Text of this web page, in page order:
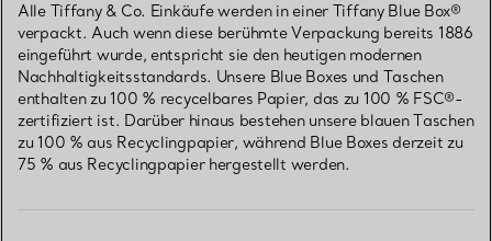
Alle Tiffany & Co. Einkäufe werden in einer Tiffany Blue Box®
verpackt. Auch wenn diese berühmte Verpackung bereits 1886
eingeführt wurde, entspricht sie den heutigen modernen
Nachhaltigkeitsstandards. Unsere Blue Boxes und Taschen
enthalten zu 100 % recycelbares Papier, das zu 100 % FSC®-
zertifiziert ist. Darüber hinaus bestehen unsere blauen Taschen
zu 100 % aus Recyclingpapier, während Blue Boxes derzeit zu
75 % aus Recyclingpapier hergestellt werden.